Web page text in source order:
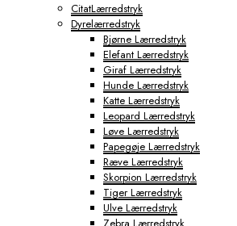
CitatLærredstryk
Dyrelærredstryk
Bjørne Lærredstryk
Elefant Lærredstryk
Giraf Lærredstryk
Hunde Lærredstryk
Katte Lærredstryk
Leopard Lærredstryk
Løve Lærredstryk
Papegøje Lærredstryk
Ræve Lærredstryk
Skorpion Lærredstryk
Tiger Lærredstryk
Ulve Lærredstryk